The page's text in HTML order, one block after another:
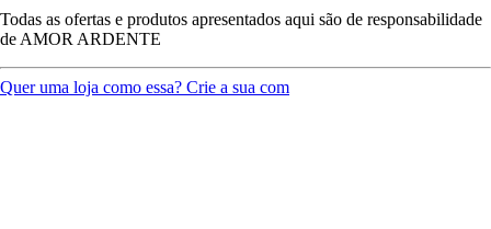
Todas as ofertas e produtos apresentados aqui são de responsabilidade
de AMOR ARDENTE
Quer uma loja como essa? Crie a sua com